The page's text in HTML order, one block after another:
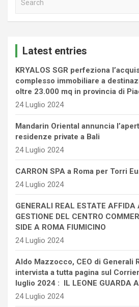
Latest entries
KRYALOS SGR perfeziona
complesso immobiliare a
oltre 23.000 mq in provincia di
24 Luglio 2024
Mandarin Oriental annuncia
residenze private a Bali
24 Luglio 2024
CARRON SPA a Roma per Torri
24 Luglio 2024
GENERALI REAL ESTATE AFFIDA
GESTIONE DEL CENTRO
SIDE A ROMA FIUMICINO
24 Luglio 2024
Aldo Mazzocco, CEO di Generali
intervista a tutta pagina sul
luglio 2024 : IL LEONE GUARDA
24 Luglio 2024